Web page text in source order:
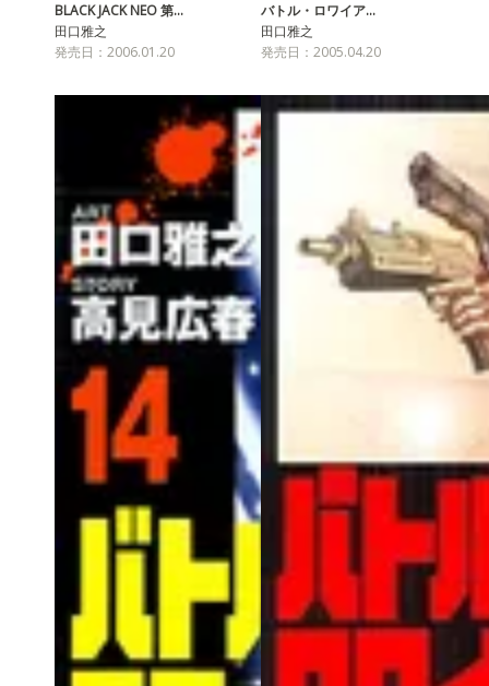
BLACK JACK NEO 第…
田口雅之
発売日：2006.01.20
バトル・ロワイア…
田口雅之
発売日：2005.04.20